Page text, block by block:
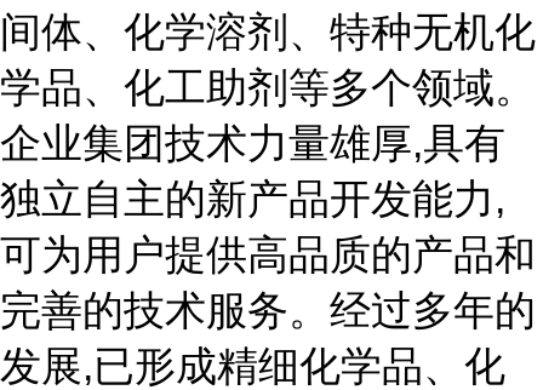
间体、化学溶剂、特种无机化
学品、化工助剂等多个领域。
企业集团技术力量雄厚,具有
独立自主的新产品开发能力,
可为用户提供高品质的产品和
完善的技术服务。经过多年的
发展,已形成精细化学品、化